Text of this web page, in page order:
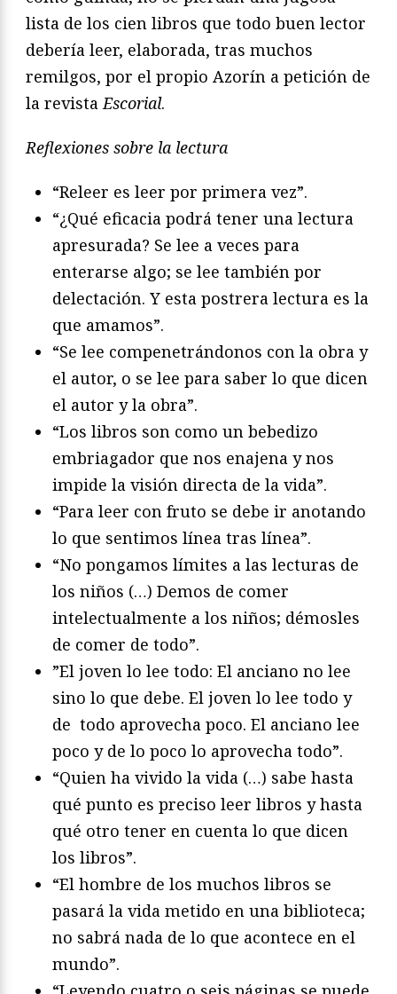
lista de los cien libros que todo buen lector
debería leer, elaborada, tras muchos
remilgos, por el propio Azorín a petición de
la revista Escorial.
Reflexiones sobre la lectura
“Releer es leer por primera vez”.
“¿Qué eficacia podrá tener una lectura
apresurada? Se lee a veces para
enterarse algo; se lee también por
delectación. Y esta postrera lectura es la
que amamos”.
“Se lee compenetrándonos con la obra y
el autor, o se lee para saber lo que dicen
el autor y la obra”.
“Los libros son como un bebedizo
embriagador que nos enajena y nos
impide la visión directa de la vida”.
“Para leer con fruto se debe ir anotando
lo que sentimos línea tras línea”.
“No pongamos límites a las lecturas de
los niños (…) Demos de comer
intelectualmente a los niños; démosles
de comer de todo”.
”El joven lo lee todo: El anciano no lee
sino lo que debe. El joven lo lee todo y
de todo aprovecha poco. El anciano lee
poco y de lo poco lo aprovecha todo”.
“Quien ha vivido la vida (…) sabe hasta
qué punto es preciso leer libros y hasta
qué otro tener en cuenta lo que dicen
los libros”.
“El hombre de los muchos libros se
pasará la vida metido en una biblioteca;
no sabrá nada de lo que acontece en el
mundo”.